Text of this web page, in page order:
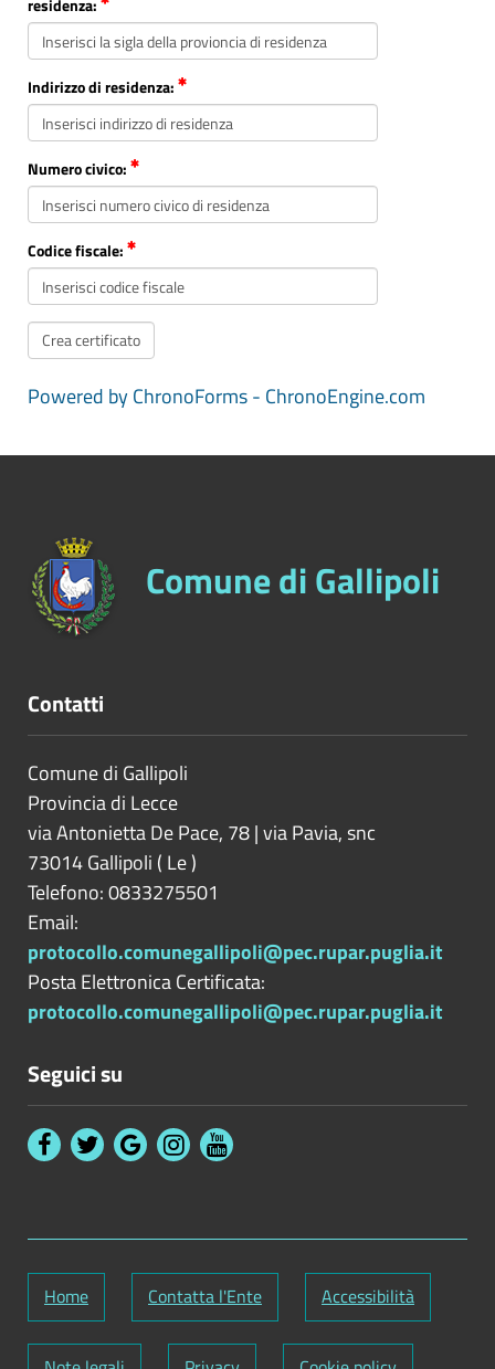
residenza:
Indirizzo di residenza:
Numero civico:
Codice fiscale:
Powered by ChronoForms - ChronoEngine.com
Comune di Gallipoli
Contatti
Comune di Gallipoli
Provincia di Lecce
via Antonietta De Pace, 78 | via Pavia, snc
73014Gallipoli ( Le)
Telefono: 0833275501
Email:
protocollo.comunegallipoli@pec.rupar.puglia.it
Posta Elettronica Certificata:
protocollo.comunegallipoli@pec.rupar.puglia.it
Seguici su
Home Contatta l'Ente Accessibilità